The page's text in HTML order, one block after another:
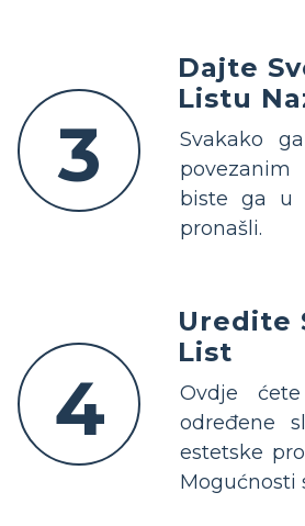
3
Dajte
Listu
Svakako
biste ga u
pronašli.
4
Uredite
List
Ovdje
određene
estetske
Mogućnosti